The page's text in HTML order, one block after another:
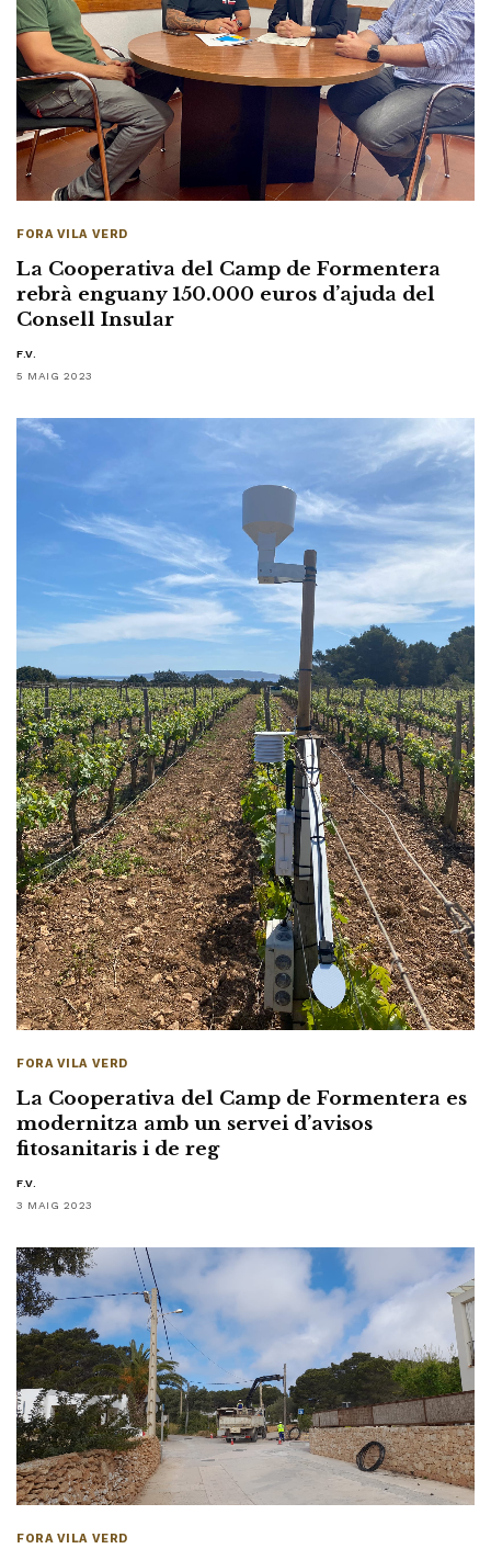
FORA VILA VERD
La Cooperativa del Camp de Formentera
rebrà enguany 150.000 euros d’ajuda del
Consell Insular
F.V.
5 MAIG 2023
FORA VILA VERD
La Cooperativa del Camp de Formentera es
modernitza amb un servei d’avisos
fitosanitaris i de reg
F.V.
3 MAIG 2023
FORA VILA VERD